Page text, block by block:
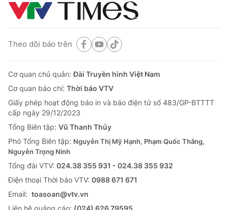
Theo dõi báo trên
Cơ quan chủ quản:Đài Truyền hình Việt Nam
Cơ quan báo chí: Thời báo VTV
Giấy phép hoạt động báo in và báo điện tử số 483/GP-BTTTT
cấp ngày 29/12/2023
Tổng Biên tập: Vũ Thanh Thủy
Phó Tổng Biên tập: Nguyễn Thị Mỹ Hạnh, Phạm Quốc Thắng,
Nguyễn Trọng Ninh
Tổng đài VTV: 024.38 355 931 - 024.38 355 932
Ðiện thoại Thời báo VTV: 0988 671 671
Email: toasoan@vtv.vn
Liên hệ quảng cáo: (024) 626 79595